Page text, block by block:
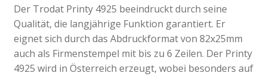
Der Trodat Printy 4925 beeindruckt durch seine
Qualität, die langjährige Funktion garantiert. Er
eignet sich durch das Abdruckformat von 82x25mm
auch als Firmenstempel mit bis zu 6 Zeilen. Der Printy
4925 wird in Österreich erzeugt, wobei besonders auf